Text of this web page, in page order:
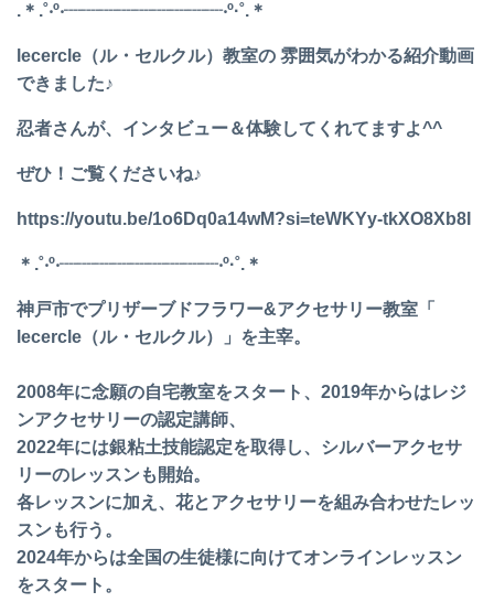
.＊.˚‧º‧┈┈┈┈┈┈┈┈┈‧º·˚.＊
lecercle（ル・セルクル）教室の 雰囲気がわかる紹介動画
できました♪
忍者さんが、インタビュー＆体験してくれてますよ^^
ぜひ！ご覧くださいね♪
https://youtu.be/1o6Dq0a14wM?si=teWKYy-tkXO8Xb8I
＊.˚‧º‧┈┈┈┈┈┈┈┈┈‧º·˚.＊
神戸市でプリザーブドフラワー&アクセサリー教室「
lecercle（ル・セルクル）」を主宰。
2008年に念願の自宅教室をスタート、 2019年からはレジ
ンアクセサリーの認定講師、
2022年には銀粘土技能認定を取得し、 シルバーアクセサ
リーのレッスンも開始。
各レッスンに加え、 花とアクセサリーを組み合わせたレッ
スンも行う。
2024年からは全国の生徒様に向けてオンラインレッスン
をスタート。